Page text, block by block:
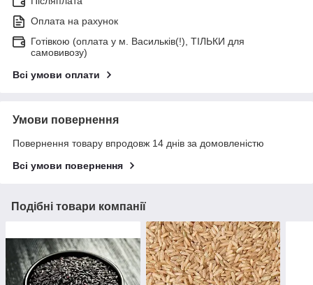
Оплата на рахунок
Готівкою (оплата у м. Васильків(!), ТІЛЬКИ для
самовивозу)
Всі умови оплати
Умови повернення
Повернення товару впродовж 14 днів за домовленістю
Всі умови повернення
Подібні товари компанії